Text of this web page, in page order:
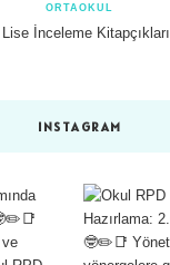
ORTAOKUL
Lise İnceleme Kitapçıkları
INSTAGRAM